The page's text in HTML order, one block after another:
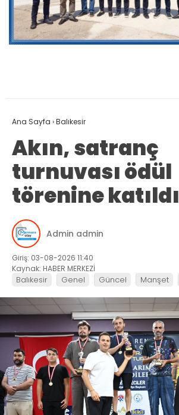
Ana Sayfa ›Balıkesir
Akın, satranç
turnuvası ödül
törenine katıldı
Admin admin
Giriş: 03-08-2026 11:40
Kaynak: HABER MERKEZİ
Balıkesir Genel Güncel Manşet